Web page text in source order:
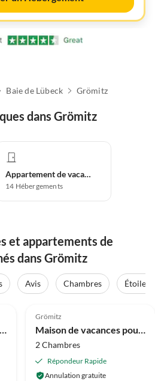
Baie de Lübeck Grömitz
dans Grömitz
Appartement de vacances
14 Hébergements
et appartements de
dans Grömitz
Avis Chambres
Étoiles
Maison de vacances pour 6 a GROEMITZ
Grömitz
Maison de vacances pour 4 a GROEMITZ
2 Chambres
Répondeur Rapide
Annulation gratuite